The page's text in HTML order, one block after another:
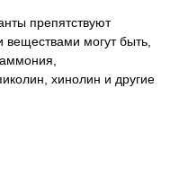
препятствуют
могут быть,
хинолин и другие